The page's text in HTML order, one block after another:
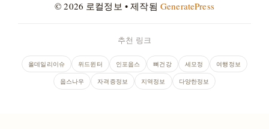
© 2026 로컬정보 • 제작됨 GeneratePress
추천 링크
올데일리이슈 위드윈터 인포웁스 뼈건강 세모정 여행정보
웁스나우 자격증정보 지역정보 다양한정보